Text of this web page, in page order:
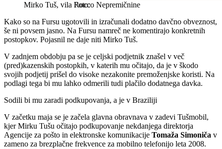
Mirko Tuš, vila Rocco Nepremičnine
Kako so na Fursu ugotovili in izračunali dodatno davčno obveznost,
še ni povsem jasno. Na Fursu namreč ne komentirajo konkretnih
postopkov. Pojasnil ne daje niti Mirko Tuš.
V zadnjem obdobju pa se je celjski podjetnik znašel v več
(pred)kazenskih postopkih, v katerih mu očitajo, da je v škodo
svojih podjetij prišel do visoke nezakonite premoženjske koristi. Na
podlagi tega bi mu lahko odmerili tudi plačilo dodatnega davka.
Sodili bi mu zaradi podkupovanja, a je v Braziliji
V začetku maja se je začela glavna obravnava v zadevi Tušmobil,
kjer Mirku Tušu očitajo podkupovanje nekdanjega direktorja
Agencije za pošto in elektronske komunikacije Tomaža Simoniča v
zameno za brezplačne frekvence za mobilno telefonijo leta 2008.